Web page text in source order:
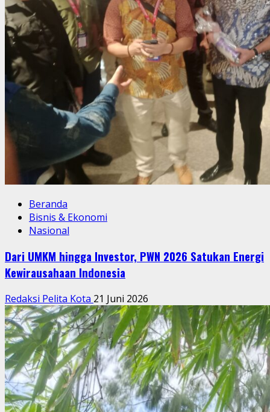
Beranda
Bisnis & Ekonomi
Nasional
Dari UMKM hingga Investor, PWN 2026 Satukan Energi
Kewirausahaan Indonesia
Redaksi Pelita Kota 21 Juni 2026